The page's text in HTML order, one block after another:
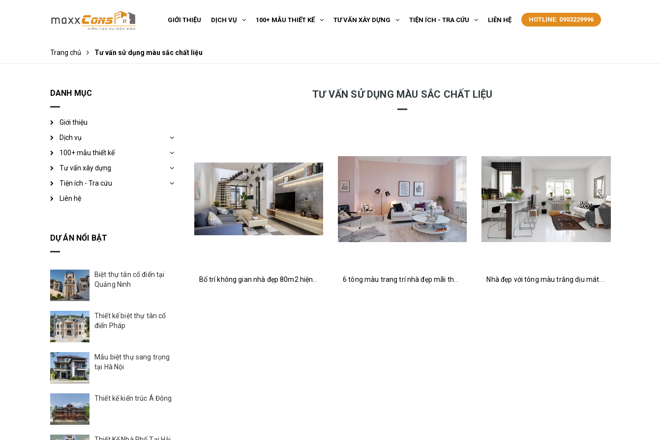
HOTLINE: 0903229996
GIỚI THIỆU DỊCH VỤ 100+ MẪU THIẾT KẾ TƯ VẤN XÂY DỰNG TIỆN ÍCH - TRA CỨU LIÊN HỆ
Trang chủ Tư vấn sử dụng màu sắc chất liệu
TƯ VẤN SỬ DỤNG MÀU SẮC CHẤT LIỆU
DANH MỤC
Giới thiệu
Dịch vụ
100+ mẫu thiết kế
Tư vấn xây dựng
Tiện ích - Tra cứu
Liên hệ
DỰ ÁN NỔI BẬT
Biệt thự tân cổ điển tại
Quảng Ninh
Thiết kế biệt thự tân cổ
điển Pháp
Mẫu biệt thự sang trọng
tại Hà Nội
Thiết kế kiến trúc Á Đông